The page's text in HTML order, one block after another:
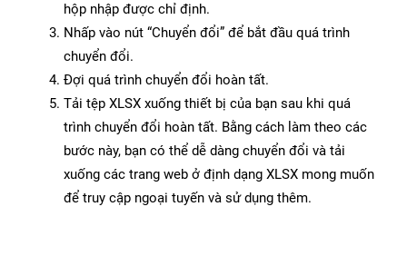
hộp nhập được chỉ định.
Nhấp vào nút “Chuyển đổi” để bắt đầu quá trình
chuyển đổi.
Đợi quá trình chuyển đổi hoàn tất.
Tải tệp XLSX xuống thiết bị của bạn sau khi quá
trình chuyển đổi hoàn tất. Bằng cách làm theo các
bước này, bạn có thể dễ dàng chuyển đổi và tải
xuống các trang web ở định dạng XLSX mong muốn
để truy cập ngoại tuyến và sử dụng thêm.